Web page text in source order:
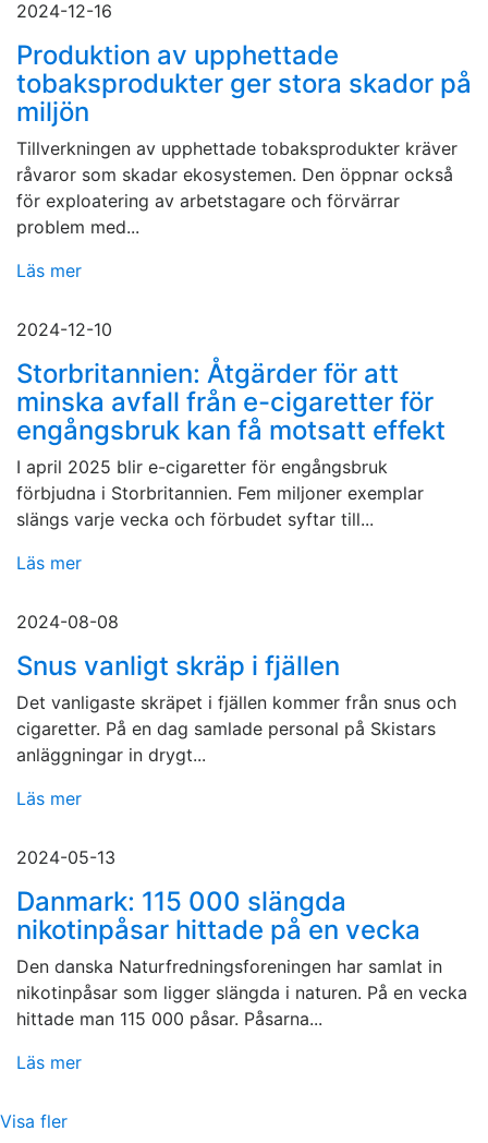
2024-12-16
Produktion av upphettade
tobaksprodukter ger stora skador på
miljön
Tillverkningen av upphettade tobaksprodukter kräver
råvaror som skadar ekosystemen. Den öppnar också
för exploatering av arbetstagare och förvärrar
problem med...
Läs mer
2024-12-10
Storbritannien: Åtgärder för att
minska avfall från e-cigaretter för
engångsbruk kan få motsatt effekt
I april 2025 blir e-cigaretter för engångsbruk
förbjudna i Storbritannien. Fem miljoner exemplar
slängs varje vecka och förbudet syftar till...
Läs mer
2024-08-08
Snus vanligt skräp i fjällen
Det vanligaste skräpet i fjällen kommer från snus och
cigaretter. På en dag samlade personal på Skistars
anläggningar in drygt...
Läs mer
2024-05-13
Danmark: 115 000 slängda
nikotinpåsar hittade på en vecka
Den danska Naturfredningsforeningen har samlat in
nikotinpåsar som ligger slängda i naturen. På en vecka
hittade man 115 000 påsar. Påsarna...
Läs mer
Visa fler